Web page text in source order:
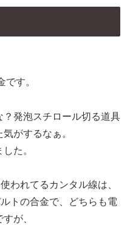
す。
発泡スチロール切る道具
がするなぁ。
た。
われてるカンタル線は、
トの合金で、どちらも電
が、